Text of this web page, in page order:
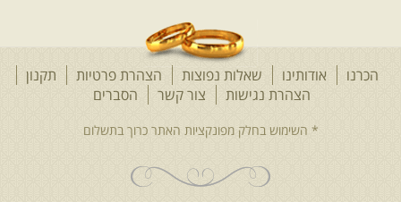
הכרנו אודותינו שאלות נפוצות הצהרת פרטיות
תקנון
הצהרת נגישות
צור קשר הסברים